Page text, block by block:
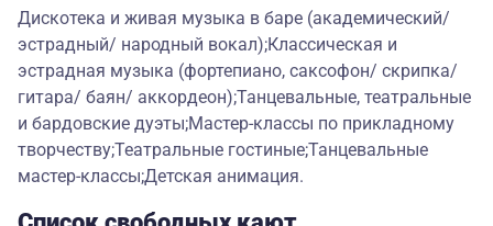
Дискотека и живая музыка в баре (академический/
эстрадный/ народный вокал);Классическая и
эстрадная музыка (фортепиано, саксофон/ скрипка/
гитара/ баян/ аккордеон);Танцевальные, театральные
и бардовские дуэты;Мастер-классы по прикладному
творчеству;Театральные гостиные;Танцевальные
мастер-классы;Детская анимация.